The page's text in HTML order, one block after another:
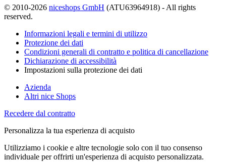
© 2010-2026 niceshops GmbH (ATU63964918) - All rights
reserved.
Informazioni legali e termini di utilizzo
Protezione dei dati
Condizioni generali di contratto e politica di cancellazione
Dichiarazione di accessibilità
Impostazioni sulla protezione dei dati
Azienda
Altri nice Shops
Recedere dal contratto
Personalizza la tua esperienza di acquisto
Utilizziamo i cookie e altre tecnologie solo con il tuo consenso
individuale per offrirti un'esperienza di acquisto personalizzata.